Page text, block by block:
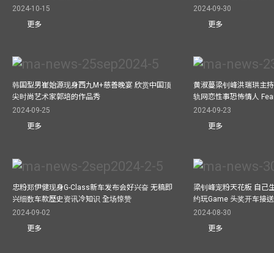
2024-10-15
更多
2024-09-30
更多
韩国型男崔始源现身西九M+慈善晚宴 欣赏中国顶
尖时尚艺术家郭培的作品秀
2024-09-25
更多
黄淑蔓梁钊峰洪瑞珙主
轨网恋性事恐怖情人
2024-09-23
更多
忠粉郑伊健现身G-Class新车发布会好兴奋 无稿即
兴细数车款歷史资讯冷知识 全场惊赞
2024-09-02
更多
梁钊峰宠粉天花板 自己
约玩Game 头奖开车接送
2024-08-30
更多